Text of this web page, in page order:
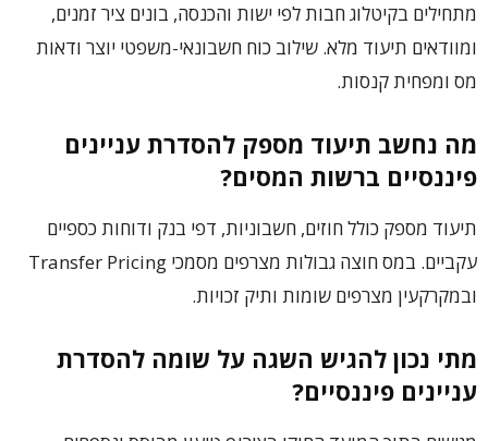
מתחילים בקיטלוג חבות לפי ישות והכנסה, בונים ציר זמנים,
ומוודאים תיעוד מלא. שילוב כוח חשבונאי-משפטי יוצר ודאות
מס ומפחית קנסות.
מה נחשב תיעוד מספק להסדרת עניינים
פיננסיים ברשות המסים?
תיעוד מספק כולל חוזים, חשבוניות, דפי בנק ודוחות כספיים
עקביים. במס חוצה גבולות מצרפים מסמכי Transfer Pricing
ובמקרקעין מצרפים שומות ותיק זכויות.
מתי נכון להגיש השגה על שומה להסדרת
עניינים פיננסיים?